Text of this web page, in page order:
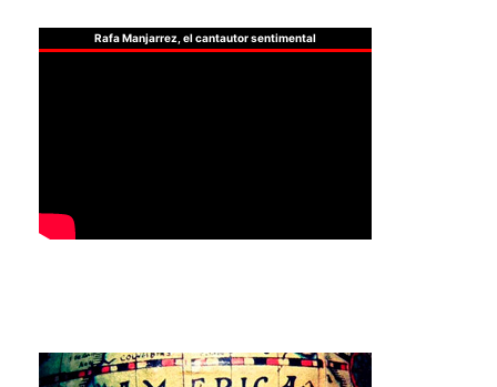
Rafa Manjarrez, el cantautor sentimental